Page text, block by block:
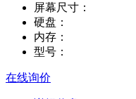
屏幕尺寸：
硬盘：
内存：
型号：
在线询价